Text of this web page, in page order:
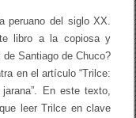
peruano del siglo XX.
libro a la copiosa y
Santiago de Chuco?
en el artículo “Trilce:
En este texto,
leer Trilce en clave